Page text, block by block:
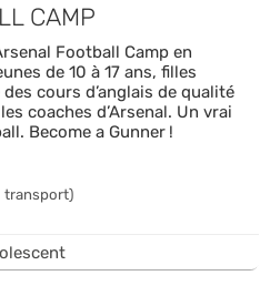
CAMP
Football Camp en
de 10 à 17 ans, filles
cours d’anglais de qualité
coaches d’Arsenal. Un vrai
Become a Gunner !
transport)